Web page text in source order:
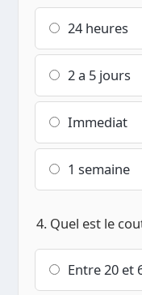
24 heures
2 a 5 jours
Immediat
1 semaine
4. Quel est le
Entre 20 et